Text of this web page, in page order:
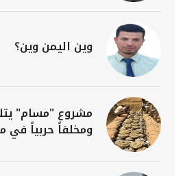
وين اليمن وين؟
ومخلفاً حربياً في